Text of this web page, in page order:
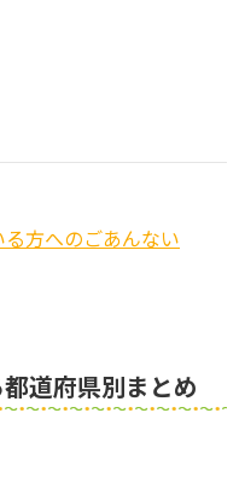
方へのごあんない
道府県別まとめ